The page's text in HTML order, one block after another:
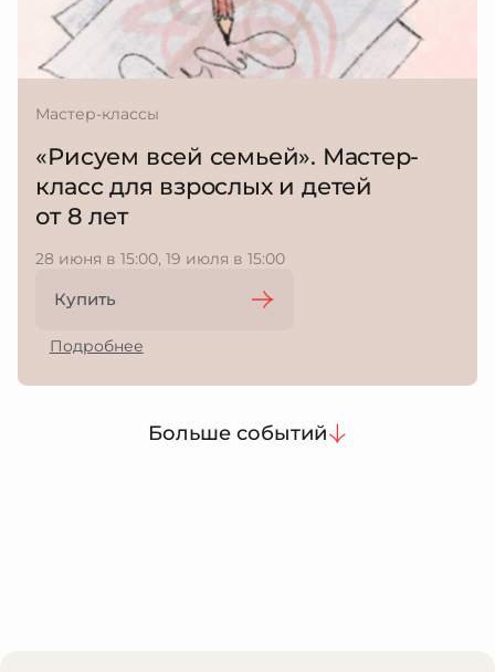
Мастер-классы
«Рисуем всей семьей». Мастер-
класс для взрослых и детей
от 8 лет
28 июня в 15:00, 19 июля в 15:00
Купить
Подробнее
Больше событий